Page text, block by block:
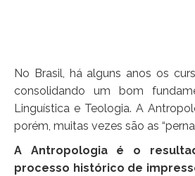
No Brasil, há alguns anos os
consolidando um bom
Linguística e Teologia. A
porém, muitas vezes são as
A Antropologia é o
processo histórico de